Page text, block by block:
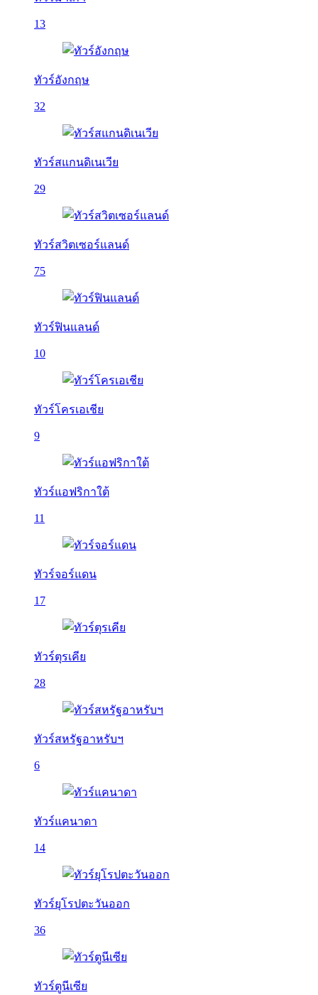
13
ทัวร์อังกฤษ
32
ทัวร์สแกนดิเนเวีย
29
ทัวร์สวิตเซอร์แลนด์
75
ทัวร์ฟินแลนด์
10
ทัวร์โครเอเชีย
9
ทัวร์แอฟริกาใต้
11
ทัวร์จอร์แดน
17
ทัวร์ตุรเคีย
28
ทัวร์สหรัฐอาหรับฯ
6
ทัวร์แคนาดา
14
ทัวร์ยุโรปตะวันออก
36
ทัวร์ตูนีเซีย